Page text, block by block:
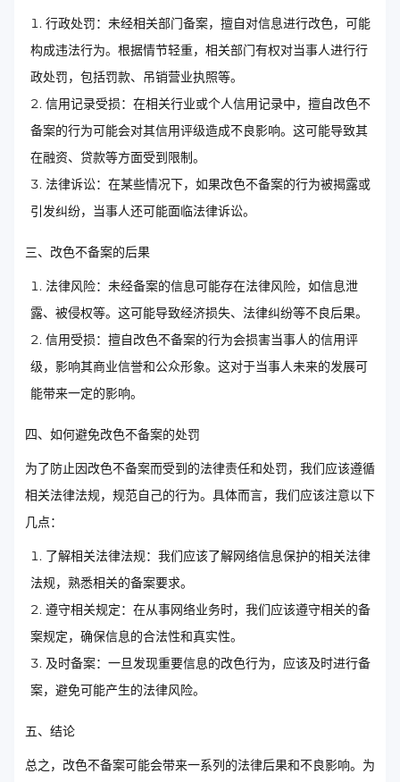
行政处罚：未经相关部门备案，擅自对信息进行改色，可能
构成违法行为。根据情节轻重，相关部门有权对当事人进行行
政处罚，包括罚款、吊销营业执照等。
信用记录受损：在相关行业或个人信用记录中，擅自改色不
备案的行为可能会对其信用评级造成不良影响。这可能导致其
在融资、贷款等方面受到限制。
法律诉讼：在某些情况下，如果改色不备案的行为被揭露或
引发纠纷，当事人还可能面临法律诉讼。
三、改色不备案的后果
法律风险：未经备案的信息可能存在法律风险，如信息泄
露、被侵权等。这可能导致经济损失、法律纠纷等不良后果。
信用受损：擅自改色不备案的行为会损害当事人的信用评
级，影响其商业信誉和公众形象。这对于当事人未来的发展可
能带来一定的影响。
四、如何避免改色不备案的处罚
为了防止因改色不备案而受到的法律责任和处罚，我们应该遵循
相关法律法规，规范自己的行为。具体而言，我们应该注意以下
几点：
了解相关法律法规：我们应该了解网络信息保护的相关法律
法规，熟悉相关的备案要求。
遵守相关规定：在从事网络业务时，我们应该遵守相关的备
案规定，确保信息的合法性和真实性。
及时备案：一旦发现重要信息的改色行为，应该及时进行备
案，避免可能产生的法律风险。
五、结论
总之，改色不备案可能会带来一系列的法律后果和不良影响。为